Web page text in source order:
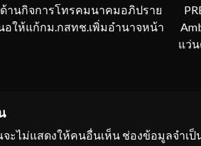
ด้านกิจการโทรคมนาคมอภิปราย
อให้แก้กม.กสทช.เพิ่มอำนาจหน้า
แว่
ะไม่แสดงให้คนอื่นเห็น ช่องข้อมูลจำเป็